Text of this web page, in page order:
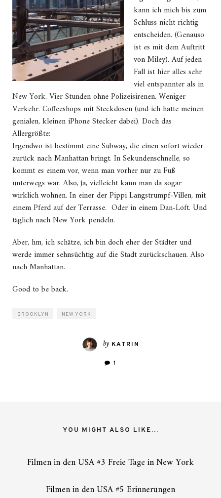
kann ich mich bis zum
Schluss nicht richtig
entscheiden. (Genauso
ist es mit dem Auftritt
von Miley). Auf jeden
Fall ist hier alles sehr
viel entspannter als in
New York. Vier Stunden ohne Polizeisirenen. Weniger
Verkehr. Coffeeshops mit Steckdosen (und ich hatte meinen
genialen, kleinen iPhone Stecker dabei). Doch das
Allergrößte:
Irgendwo ist bestimmt eine Subway, die einen sofort wieder
zurück nach Manhattan bringt. In Sekundenschnelle, so
kommt es einem vor, wenn man vorher nur zu Fuß
unterwegs war. Also, ja, vielleicht kann man da sogar
wirklich wohnen. In einer der Pippi Langstrumpf-Villen, mit
einem Pferd auf der Terrasse. Oder in einem Dan-Loft. Und
täglich nach New York pendeln.
Aber, hm, ich schätze, ich bin doch eher der Städter und
werde immer sehnsüchtig auf die Stadt zurückschauen. Also
nach Manhattan.
Good to be back.
BROOKLYN NEW YORK
by KATRIN
1
YOU MIGHT ALSO LIKE...
Filmen in den USA #3 Freie Tage in New York
Filmen in den USA #5 Erinnerungen